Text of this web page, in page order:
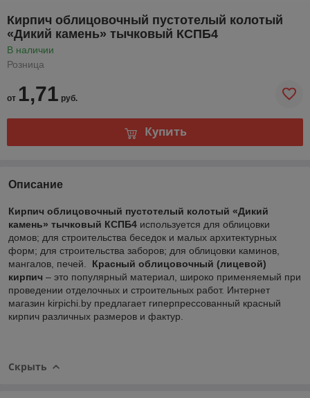
Кирпич облицовочный пустотелый колотый
«Дикий камень» тычковый КСПБ4
В наличии
Розница
от 1,71 руб.
Купить
Описание
Кирпич облицовочный пустотелый колотый «Дикий
камень» тычковый КСПБ4 используется для облицовки
домов; для строительства беседок и малых архитектурных
форм; для строительства заборов; для облицовки каминов,
мангалов, печей. Красный облицовочный (лицевой)
кирпич – это популярный материал, широко применяемый при
проведении отделочных и строительных работ. Интернет
магазин kirpichi.by предлагает гиперпрессованный красный
кирпич различных размеров и фактур.
Скрыть